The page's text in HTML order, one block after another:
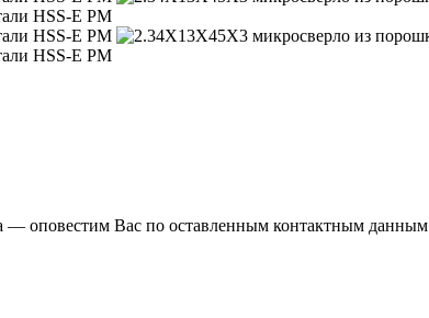
— оповестим Вас по оставленным контактным данным